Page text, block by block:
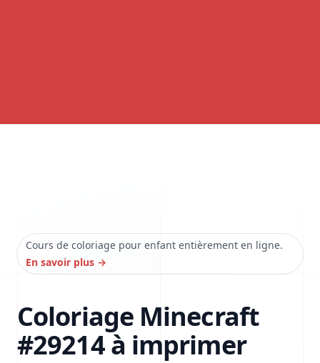
Cours de coloriage pour enfant entièrement en ligne.
En savoir plus →
Coloriage Minecraft
#29214 à imprimer